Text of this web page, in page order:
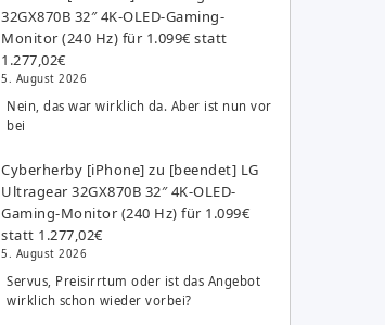
32GX870B 32″ 4K-OLED-Gaming-
Monitor (240 Hz) für 1.099€ statt
1.277,02€
5. August 2026
Nein, das war wirklich da. Aber ist nun vor
bei
Cyberherby [iPhone] zu [beendet] LG
Ultragear 32GX870B 32″ 4K-OLED-
Gaming-Monitor (240 Hz) für 1.099€
statt 1.277,02€
5. August 2026
Servus, Preisirrtum oder ist das Angebot
wirklich schon wieder vorbei?